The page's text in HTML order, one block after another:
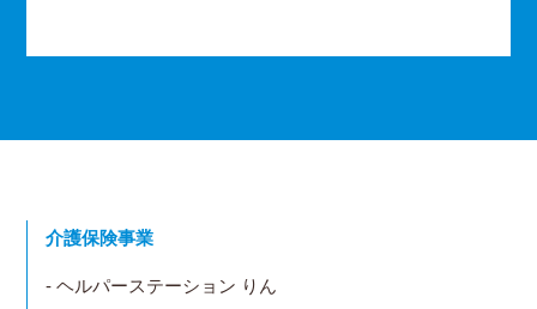
介護保険事業
- ヘルパーステーション りん